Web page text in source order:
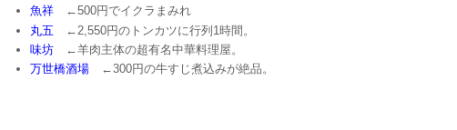
魚祥 ←500円でイクラまみれ
丸五 ←2,550円のトンカツに行列1時間。
味坊 ←羊肉主体の超有名中華料理屋。
万世橋酒場 ←300円の牛すじ煮込みが絶品。